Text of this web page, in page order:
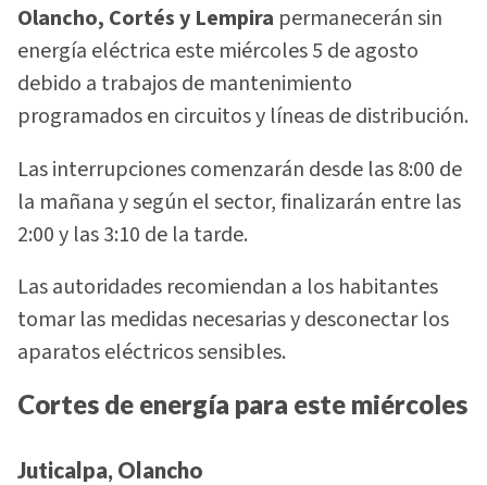
Olancho, Cortés y Lempira permanecerán sin
energía eléctrica este miércoles 5 de agosto
debido a trabajos de mantenimiento
programados en circuitos y líneas de distribución.
Las interrupciones comenzarán desde las 8:00 de
la mañana y según el sector, finalizarán entre las
2:00 y las 3:10 de la tarde.
Las autoridades recomiendan a los habitantes
tomar las medidas necesarias y desconectar los
aparatos eléctricos sensibles.
Cortes de energía para este miércoles
Juticalpa, Olancho